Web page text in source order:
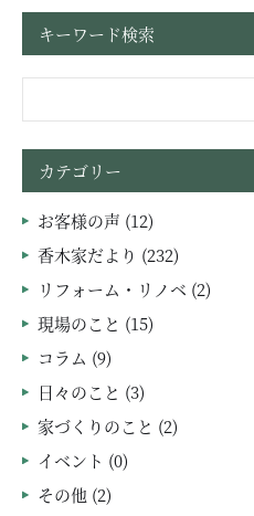
キーワード検索
カテゴリー
お客様の声 (12)
香木家だより (232)
リフォーム・リノベ (2)
現場のこと (15)
コラム (9)
日々のこと (3)
家づくりのこと (2)
イベント (0)
その他 (2)